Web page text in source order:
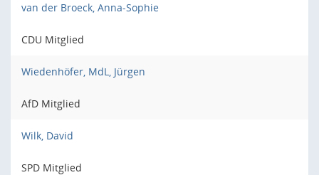
van der Broeck, Anna-Sophie
CDU Mitglied
Wiedenhöfer, MdL, Jürgen
AfD Mitglied
Wilk, David
SPD Mitglied